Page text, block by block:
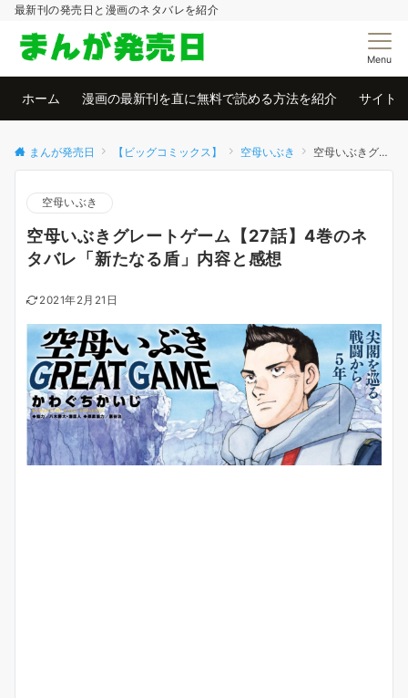
最新刊の発売日と漫画のネタバレを紹介
Menu
ホーム 漫画の最新刊を直に無料で読める方法を紹介 サイト
まんが発売日 【ビッグコミックス】 空母いぶき 空母いぶきグレートゲーム【27話】4巻のネタバレ「新たなる盾」内容と感想
空母いぶき
空母いぶきグレートゲーム【27話】4巻のネ
タバレ「新たなる盾」内容と感想
2021年2月21日